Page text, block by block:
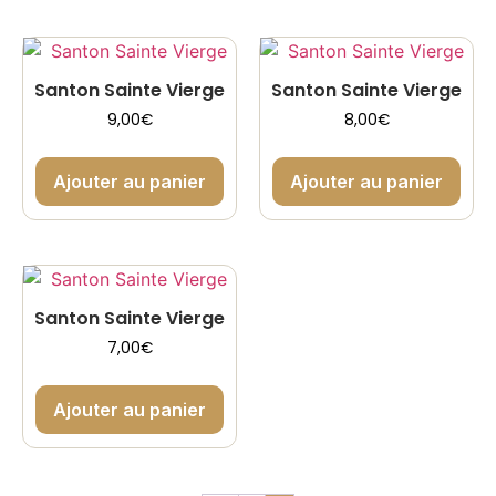
Santon Sainte Vierge
9,00€
Ajouter au panier
Santon Sainte Vierge
8,00€
Ajouter au panier
Santon Sainte Vierge
7,00€
Ajouter au panier